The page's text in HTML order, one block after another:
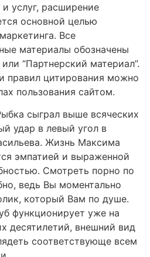
услуг, расширение
основной целью
Все
материалы обозначены
“Партнерский материал”.
правил цитирования можно
пользования сайтом.
сыграл выше всяческих
удар в левый угол в
Жизнь Максима
эмпатией и выраженной
Смотреть порно по
ведь Вы моментально
который Вам по душе.
функционирует уже на
десятилетий, внешний вид
соответствующе всем